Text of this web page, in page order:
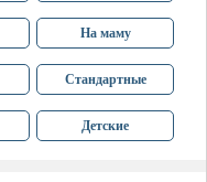
На маму
Стандартные
Детские